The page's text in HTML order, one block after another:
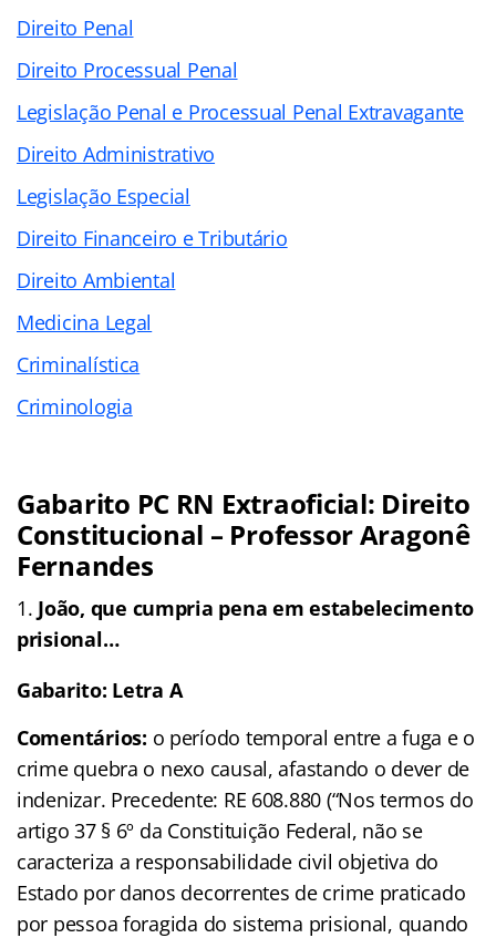
Direito Penal
Direito Processual Penal
Legislação Penal e Processual Penal Extravagante
Direito Administrativo
Legislação Especial
Direito Financeiro e Tributário
Direito Ambiental
Medicina Legal
Criminalística
Criminologia
Gabarito PC RN Extraoficial: Direito
Constitucional – Professor Aragonê
Fernandes
João, que cumpria pena em estabelecimento
prisional…
Gabarito: Letra A
Comentários: o período temporal entre a fuga e o
crime quebra o nexo causal, afastando o dever de
indenizar. Precedente: RE 608.880 (“Nos termos do
artigo 37 § 6º da Constituição Federal, não se
caracteriza a responsabilidade civil objetiva do
Estado por danos decorrentes de crime praticado
por pessoa foragida do sistema prisional, quando